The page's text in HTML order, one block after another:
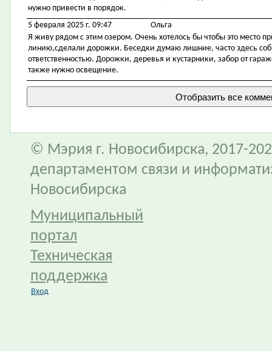
нужно привести в порядок.
5 февраля 2025 г. 09:47
Ольга
Я живу рядом с этим озером. Очень хотелось бы чтобы это место
линию,сделали дорожки. Беседки думаю лишние, часто здесь
ответственностью. Дорожки, деревья и кустарники, забор от
также нужно освещение.
© Мэрия г. Новосибирска, 2017-
департаментом связи и
Новосибирска
Муниципальный
портал
Техническая
поддержка
Вход